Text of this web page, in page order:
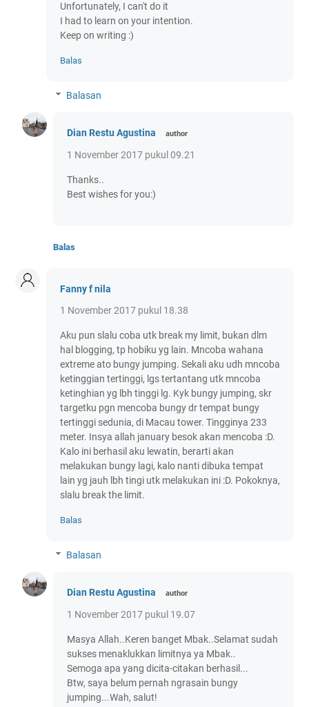
Unfortunately, I can't do it
I had to learn on your intention.
Keep on writing :)
Balas
Balasan
Dian Restu Agustina
1 November 2017 pukul 09.21
Thanks..
Best wishes for you:)
Balas
Fanny f nila
1 November 2017 pukul 18.38
Aku pun slalu coba utk break my limit, bukan dlm
hal blogging, tp hobiku yg lain. Mncoba wahana
extreme ato bungy jumping. Sekali aku udh mncoba
ketinggian tertinggi, lgs tertantang utk mncoba
ketinghian yg lbh tinggi lg. Kyk bungy jumping, skr
targetku pgn mencoba bungy dr tempat bungy
tertinggi sedunia, di Macau tower. Tingginya 233
meter. Insya allah january besok akan mencoba :D.
Kalo ini berhasil aku lewatin, berarti akan
melakukan bungy lagi, kalo nanti dibuka tempat
lain yg jauh lbh tingi utk melakukan ini :D. Pokoknya,
slalu break the limit.
Balas
Balasan
Dian Restu Agustina
1 November 2017 pukul 19.07
Masya Allah..Keren banget Mbak..Selamat sudah
sukses menaklukkan limitnya ya Mbak..
Semoga apa yang dicita-citakan berhasil...
Btw, saya belum pernah ngrasain bungy
jumping...Wah, salut!